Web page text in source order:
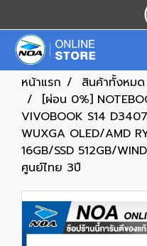
หน้าแรก สินค้าทั้งหมด
[ผ่อน 0%]
VIVOBOOK S14
WUXGA OLED/AMD
16GB/SSD 512GB/
ศูนย์ไทย 3ปี